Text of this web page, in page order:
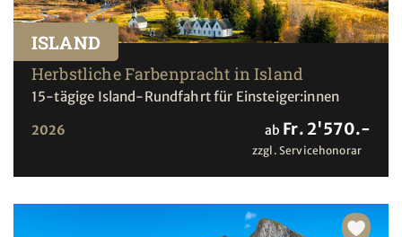
ISLAND
Herbstliche Farbenpracht in Island
15-tägige Island-Rundfahrt für Einsteiger:innen
2026 ab Fr. 2'570.-
zzgl. Servicehonorar